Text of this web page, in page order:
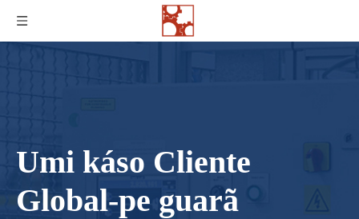
Umi káso Cliente
Global-pe guarã